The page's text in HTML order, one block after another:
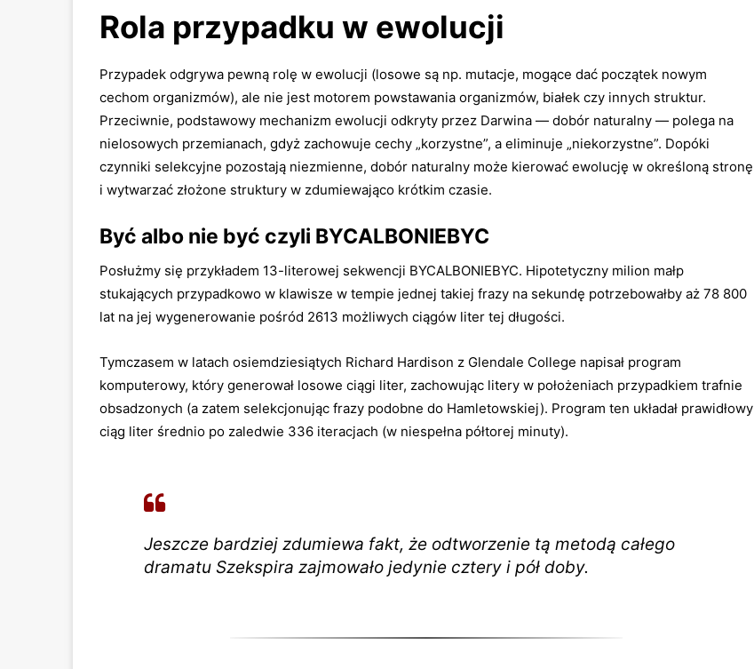
Rola przypadku w ewolucji
Przypadek odgrywa pewną rolę w ewolucji (losowe są np. mutacje, mogące dać początek nowym
cechom organizmów), ale nie jest motorem powstawania organizmów, białek czy innych struktur.
Przeciwnie, podstawowy mechanizm ewo­lucji odkryty przez Darwina — dobór naturalny — polega na
nielosowych przemianach, gdyż zachowuje cechy „korzyst­ne”, a eliminuje „niekorzystne”. Dopóki
czynniki selekcyjne pozostają niezmienne, dobór naturalny może kierować ewo­lucję w określoną stronę
i wytwarzać złożone struktury w zdu­miewająco krótkim czasie.
Być albo nie być czyli BYC­ALBONIEBYC
Posłużmy się przykładem 13-literowej sekwencji BYC­ALBONIEBYC. Hipotetyczny milion małp
stukających przypad­kowo w klawisze w tempie jednej takiej frazy na sekundę po­trzebowałby aż 78 800
lat na jej wygenerowanie pośród 2613 możliwych ciągów liter tej długości.
Tymczasem w latach osiem­dziesiątych Richard Hardison z Glendale College napisał pro­gram
komputerowy, który generował losowe ciągi liter, zacho­wując litery w położeniach przypadkiem trafnie
obsadzonych (a zatem selekcjonując frazy podobne do Hamletowskiej). Pro­gram ten układał prawidłowy
ciąg liter średnio po zaledwie 336 iteracjach (w niespełna półtorej minuty).
Jeszcze bardziej zdumiewa fakt, że odtworzenie tą metodą całego
dramatu Szek­spira zajmowało jedynie cztery i pół doby.